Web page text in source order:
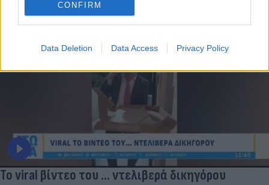
CONFIRM
Data Deletion Data Access Privacy Policy
Το viral βίντεο του ... ντελιβερά δικηγόρου